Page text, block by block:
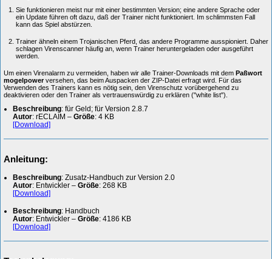
Sie funktionieren meist nur mit einer bestimmten Version; eine andere Sprache oder
ein Update führen oft dazu, daß der Trainer nicht funktioniert. Im schlimmsten Fall
kann das Spiel abstürzen.
Trainer ähneln einem Trojanischen Pferd, das andere Programme ausspioniert. Daher
schlagen Virenscanner häufig an, wenn Trainer heruntergeladen oder ausgeführt
werden.
Um einen Virenalarm zu vermeiden, haben wir alle Trainer-Downloads mit dem Paßwort
mogelpowerversehen, das beim Auspacken der ZIP-Datei erfragt wird. Für das
Verwenden des Trainers kann es nötig sein, den Virenschutz vorübergehend zu
deaktivieren oder den Trainer als vertrauenswürdig zu erklären ("white list").
Beschreibung: für Geld; für Version 2.8.7
Autor: rECLAIM – Größe: 4 KB
[Download]
Anleitung:
Beschreibung: Zusatz-Handbuch zur Version 2.0
Autor: Entwickler – Größe: 268 KB
[Download]
Beschreibung: Handbuch
Autor: Entwickler – Größe: 4186 KB
[Download]